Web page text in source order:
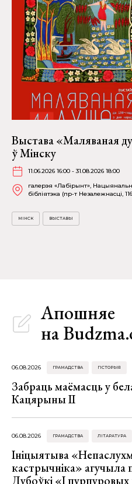
Выстава «Маляваная
ў Мінску
11.06.2026 16:00 - 31.08.2026 18:00
галерэя «Лабірынт»,
бібліятэка (пр-т Незалежнасці,
МІНСК ВЫСТАВЫ
Апошняе
на
06.08.2026 ГРАМАДСТВА ГІСТОРЫЯ
Забраць маёмасць у
Кацярыны ІІ
06.08.2026 ГРАМАДСТВА ЛІТАРАТУРА
Ініцыятыва
кастрычніка» агучыла
Дубоўкі «І пурпуровых